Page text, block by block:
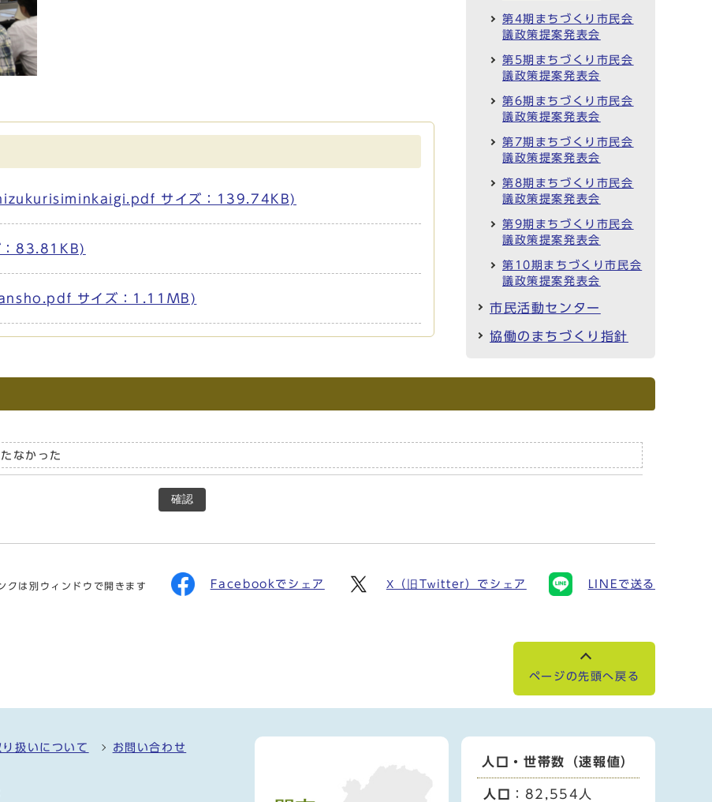
サイズ：139.74KB)
：83.81KB)
サイズ：1.11MB)
第4期まちづくり市民会
議政策提案発表会
第5期まちづくり市民会
議政策提案発表会
第6期まちづくり市民会
議政策提案発表会
第7期まちづくり市民会
議政策提案発表会
第8期まちづくり市民会
議政策提案発表会
第9期まちづくり市民会
議政策提案発表会
第10期まちづくり市民会
議政策提案発表会
市民活動センター
協働のまちづくり指針
なかった
確認
クは別ウィンドウで開きます Facebookでシェア X（旧Twitter）でシェア LINEで送る
ページの先頭へ戻る
扱いについて お問い合わせ
人口・世帯数（速報値）
人口 ：82,554人